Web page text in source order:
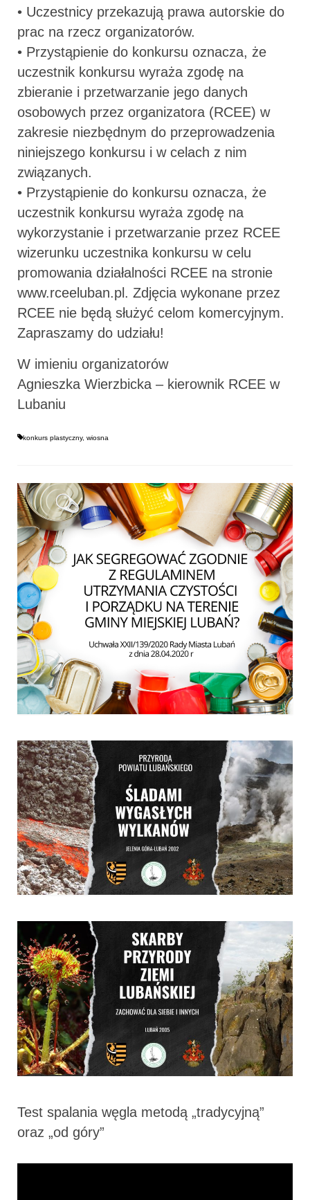
• Uczestnicy przekazują prawa autorskie do
prac na rzecz organizatorów.
• Przystąpienie do konkursu oznacza, że
uczestnik konkursu wyraża zgodę na
zbieranie i przetwarzanie jego danych
osobowych przez organizatora (RCEE) w
zakresie niezbędnym do przeprowadzenia
niniejszego konkursu i w celach z nim
związanych.
• Przystąpienie do konkursu oznacza, że
uczestnik konkursu wyraża zgodę na
wykorzystanie i przetwarzanie przez RCEE
wizerunku uczestnika konkursu w celu
promowania działalności RCEE na stronie
www.rceeluban.pl. Zdjęcia wykonane przez
RCEE nie będą służyć celom komercyjnym.
Zapraszamy do udziału!
W imieniu organizatorów
Agnieszka Wierzbicka – kierownik RCEE w
Lubaniu
konkurs plastyczny, wiosna
Test spalania węgla metodą „tradycyjną”
oraz „od góry”